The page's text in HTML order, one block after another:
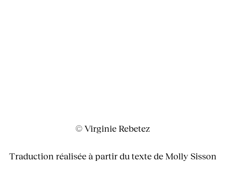
© Virginie Rebetez
Traduction réalisée à partir du texte de Molly Sisson